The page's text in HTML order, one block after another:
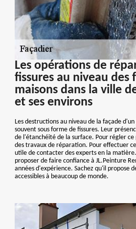
Les opérations de
fissures au niveau des
maisons dans la ville
et ses environs
Les destructions au niveau de la façade
souvent sous forme de fissures. Leur
de l'étanchéité de la surface. Pour régler
des travaux de réparation. Pour effectuer
utile de contacter des experts en la
proposer de faire confiance à JL.Peinture
années d'expérience. Sachez qu'il propose
accessibles à beaucoup de monde.